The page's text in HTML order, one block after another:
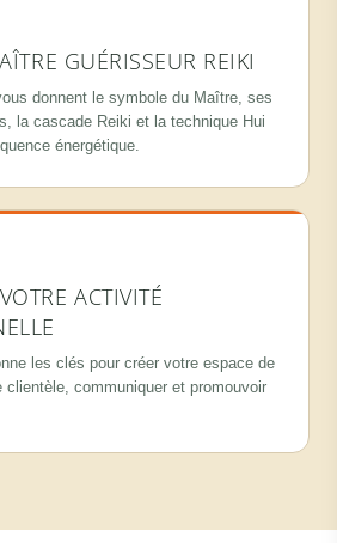
GUÉRISSEUR REIKI
donnent le symbole du Maître, ses
la cascade Reiki et la technique Hui
énergétique.
ACTIVITÉ
les clés pour créer votre espace de
clientèle, communiquer et promouvoir